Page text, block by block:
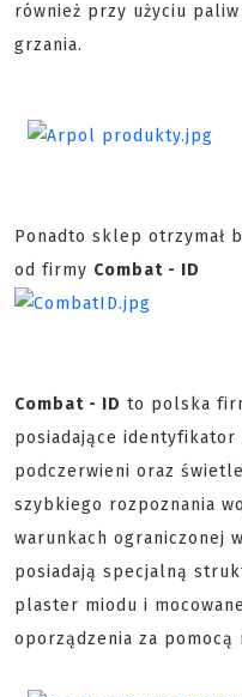
również przy użyciu
grzania.
Ponadto sklep otrzymał
od firmy Combat - ID
Combat - ID to polska
posiadające identyfikator
podczerwieni oraz
szybkiego rozpoznania
warunkach ograniczonej
posiadają specjalną
plaster miodu i
oporządzenia za pomocą